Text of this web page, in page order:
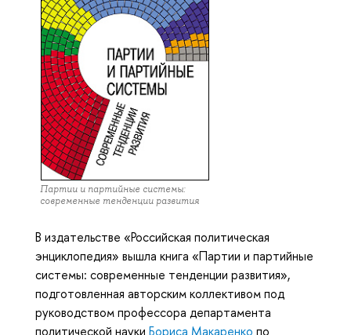
Партии и партийные системы:
современные тенденции развития
В издательстве «Российская политическая
энциклопедия» вышла книга «Партии и партийные
системы: современные тенденции развития»,
подготовленная авторским коллективом под
руководством профессора департамента
политической науки Бориса Макаренко по